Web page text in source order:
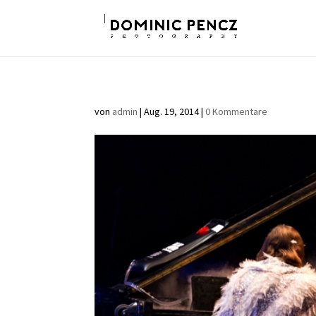
von admin |Aug. 19, 2014|0 Kommentare